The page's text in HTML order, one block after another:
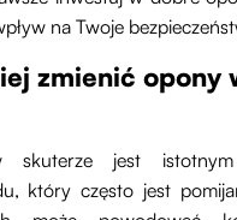
na Twoje
zmienić opony
jest istotnym
który często jest